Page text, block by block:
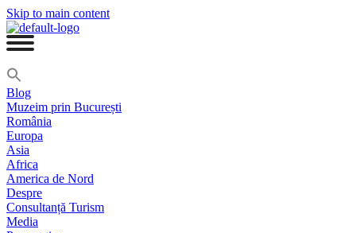
Skip to main content
Blog
Muzeim prin București
România
Europa
Asia
Africa
America de Nord
Despre
Consultanță Turism
Media